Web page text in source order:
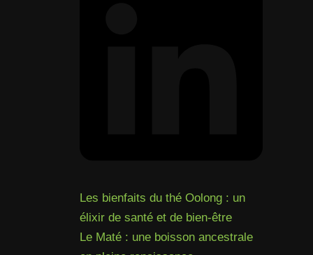
Les bienfaits du thé Oolong : un
élixir de santé et de bien-être
Le Maté : une boisson ancestrale